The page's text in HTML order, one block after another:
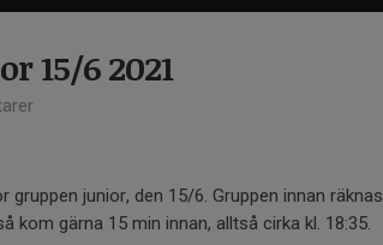
15/6 2021
gruppen junior, den 15/6. Gruppen innan räknas
kom gärna 15 min innan, alltså cirka kl. 18:35.